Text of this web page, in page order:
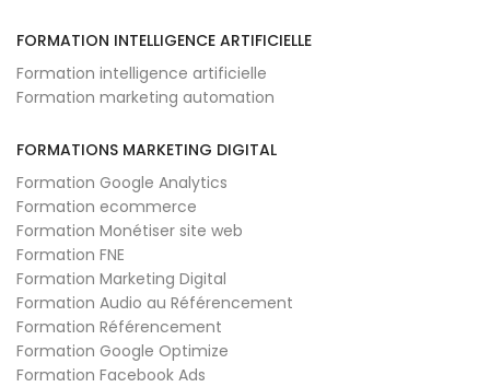
FORMATION INTELLIGENCE ARTIFICIELLE
Formation intelligence artificielle
Formation marketing automation
FORMATIONS MARKETING DIGITAL
Formation Google Analytics
Formation ecommerce
Formation Monétiser site web
Formation FNE
Formation Marketing Digital
Formation Audio au Référencement
Formation Référencement
Formation Google Optimize
Formation Facebook Ads